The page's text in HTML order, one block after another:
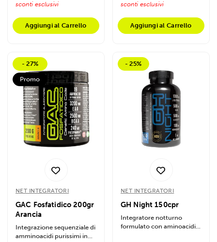
sconti esclusivi
Aggiungi al Carrello
sconti esclusivi
Aggiungi al Carrello
- 27%
Promo
NET INTEGRATORI
GAC Fosfatidico 200gr
Arancia
Integrazione sequenziale di
amminoacidi purissimi in
- 25%
NET INTEGRATORI
GH Night 150cpr
Integratore notturno
formulato con aminoacidi e